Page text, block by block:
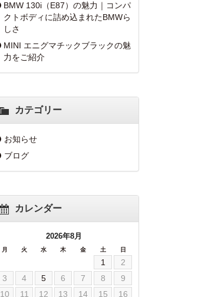
BMW 130i（E87）の魅力｜コンパ
クトボディに詰め込まれたBMWら
しさ
MINI エニグマチックブラックの魅
力をご紹介
カテゴリー
お知らせ
ブログ
カレンダー
2026年8月
月 火 水 木 金 土 日
1
2
3
4 5 6 7 8
9
10
11 12 13 14 15
16